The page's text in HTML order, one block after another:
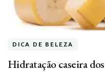
DICA DE BELEZA
Hidratação caseira